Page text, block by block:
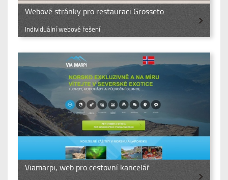
Webové stránky pro restauraci Grosseto
Individuální webové řešení
Viamarpi, web pro cestovní kancelář